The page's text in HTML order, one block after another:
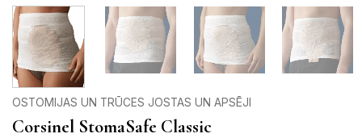
OSTOMIJAS UN TRŪCES JOSTAS UN APSĒJI
Corsinel StomaSafe Classic